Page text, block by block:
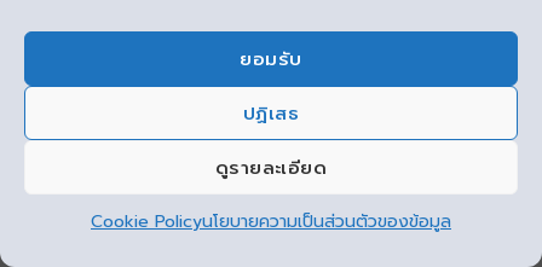
ยอมรับ
ปฏิเสธ
ดูรายละเอียด
Cookie Policyนโยบายความเป็นส่วนตัวของข้อมูล
พ.วีรกานต์ สถิตนิรามัย (หมอวี)
ลงทะเบียนปรึกษาฟรี!
This site uses cookies to offer you a better browsing
experience. By browsing this website, you agree to our
use of cookies.
ยอมรับ